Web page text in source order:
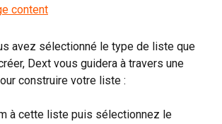
avez sélectionné le type de liste que
Dext vous guidera à travers une
construire votre liste :
à cette liste puis sélectionnez le